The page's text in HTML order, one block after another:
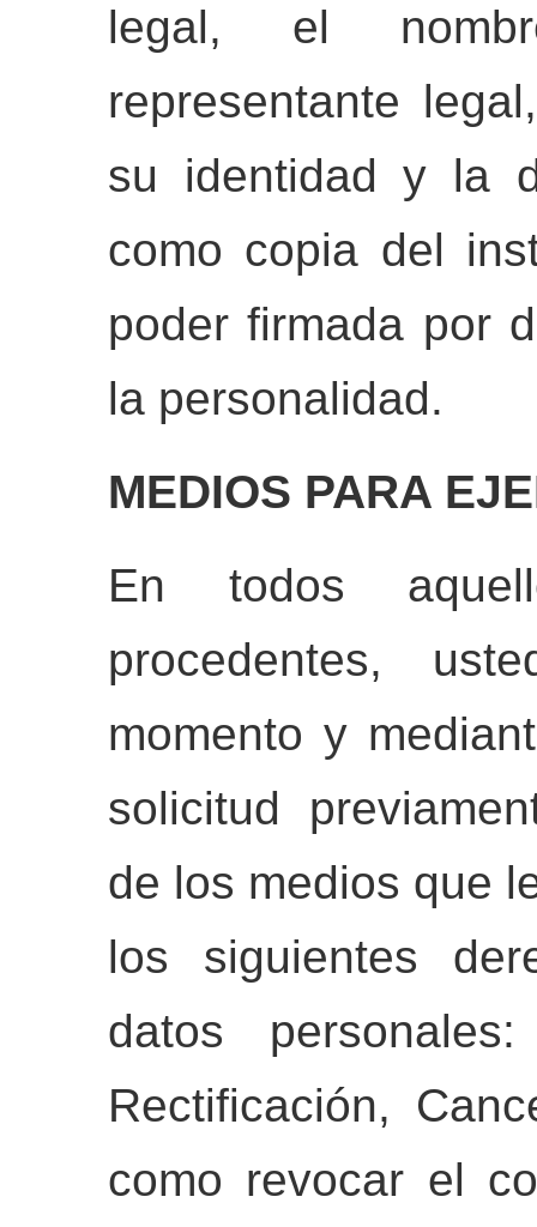
legal, el
representante
su identidad y la
como copia del
poder firmada por
la personalidad.
MEDIOS PARA
En todos
procedentes,
momento y
solicitud
de los medios que
los siguientes
datos
Rectificación,
como revocar el